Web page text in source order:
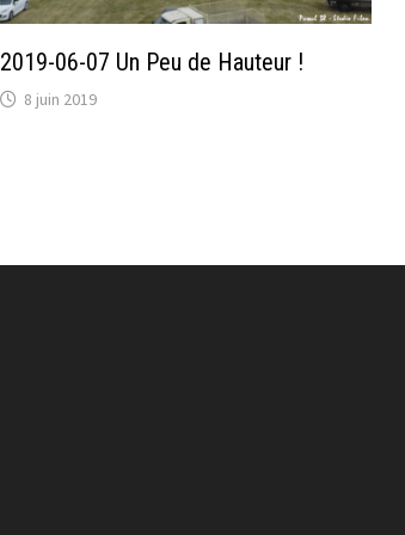
2019-06-07 Un Peu de Hauteur !
8 juin 2019